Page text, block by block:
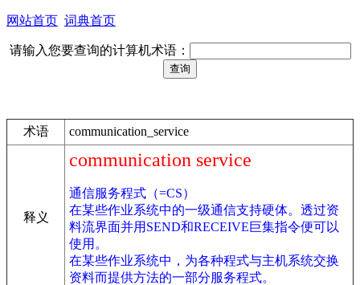
网站首页 词典首页
请输入您要查询的计算机术语：
术语 communication_service
释义
communication service
通信服务程式（=CS）
在某些作业系统中的一级通信支持硬体。透过资
料流界面并用SEND和RECEIVE巨集指令便可以
使用。
在某些作业系统中，为各种程式与主机系统交换
资料而提供方法的一部分服务程式。